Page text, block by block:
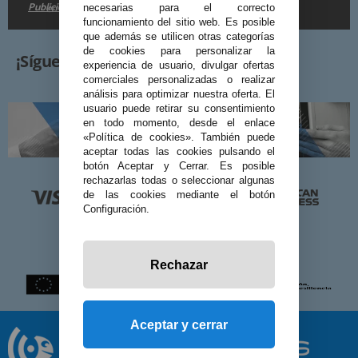
en la
Publicidad
¡Síguenos!
necesarias para el correcto
funcionamiento del sitio web. Es posible
que además se utilicen otras categorías
de cookies para personalizar la
experiencia de usuario, divulgar ofertas
comerciales personalizadas o realizar
análisis para optimizar nuestra oferta. El
usuario puede retirar su consentimiento
en todo momento, desde el enlace
«Política de cookies». También puede
aceptar todas las cookies pulsando el
botón Aceptar y Cerrar. Es posible
rechazarlas todas o seleccionar algunas
de las cookies mediante el botón
Configuración.
Rechazar
Aceptar y cerrar